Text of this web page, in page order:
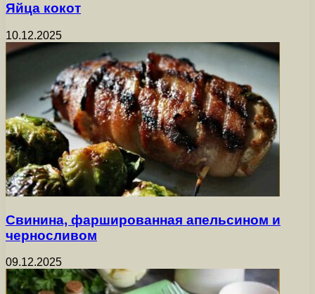
Яйца кокот
10.12.2025
Свинина, фаршированная апельсином и
черносливом
09.12.2025